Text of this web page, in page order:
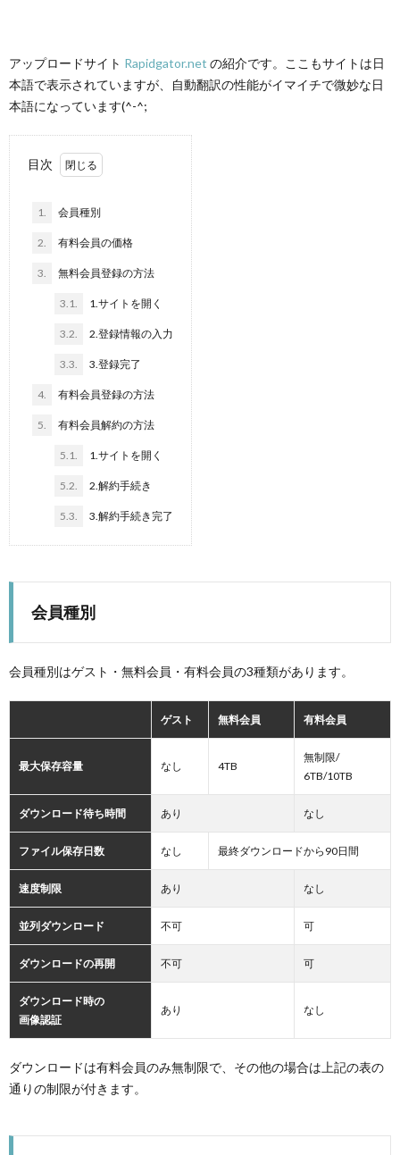
アップロードサイト Rapidgator.net の紹介です。ここもサイトは日
本語で表示されていますが、自動翻訳の性能がイマイチで微妙な日
本語になっています(^-^;
目次
1. 会員種別
2. 有料会員の価格
3. 無料会員登録の方法
3.1. 1.サイトを開く
3.2. 2.登録情報の入力
3.3. 3.登録完了
4. 有料会員登録の方法
5. 有料会員解約の方法
5.1. 1.サイトを開く
5.2. 2.解約手続き
5.3. 3.解約手続き完了
会員種別
会員種別はゲスト・無料会員・有料会員の3種類があります。
ゲスト 無料会員 有料会員
最大保存容量 なし 4TB
無制限/
6TB/10TB
ダウンロード待ち時間 あり なし
ファイル保存日数 なし 最終ダウンロードから90日間
速度制限 あり なし
並列ダウンロード 不可 可
ダウンロードの再開 不可 可
ダウンロード時の
画像認証
あり なし
ダウンロードは有料会員のみ無制限で、その他の場合は上記の表の
通りの制限が付きます。